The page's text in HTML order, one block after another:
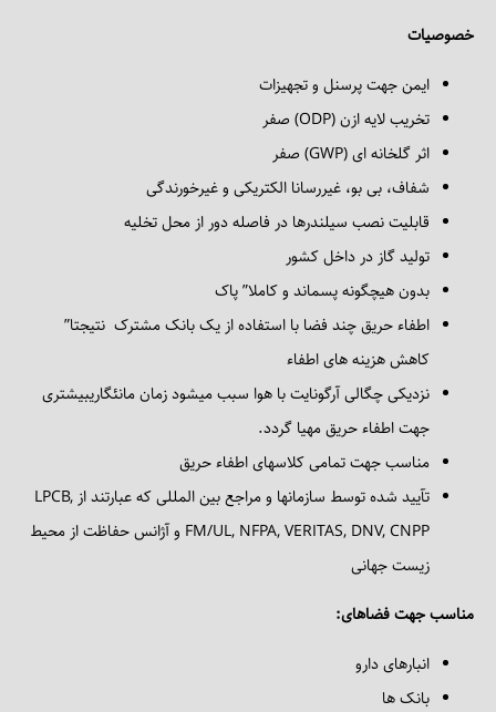
+
درباره ما
خصوصیات
ایمن جهت پرسنل و تجهیزات
تخریب لایه ازن (ODP) صفر
اثر گلخانه ای (GWP) صفر
شفاف، بی بو، غیررسانا الکتریکی و غیرخورندگی
قابلیت نصب سیلندرها در فاصله دور از محل تخلیه
تولید گاز در داخل کشور
بدون هیچگونه پسماند و کاملا” پاک
اطفاء حریق چند فضا با استفاده از یک بانک مشترک نتیجتا”
کاهش هزینه های اطفاء
نزدیکی چگالی آرگونایت با هوا سبب میشود زمان مانئگاریبیشتری
جهت اطفاء حریق مهیا گردد.
مناسب جهت تمامی کلاسهای اطفاء حریق
تآیید شده توسط سازمانها و مراجع بین المللی که عبارتند از LPCB,
FM/UL, NFPA, VERITAS, DNV, CNPP و آژانس حفاظت از محیط
زیست جهانی
مناسب جهت فضاهای:
انبارهای دارو
بانک ها